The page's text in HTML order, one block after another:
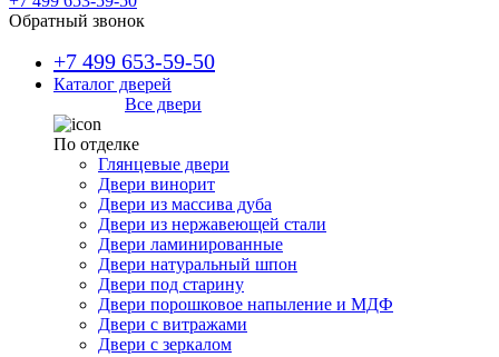
Обратный звонок
+7 499 653-59-50
Каталог дверей
Все двери
По отделке
Глянцевые двери
Двери винорит
Двери из массива дуба
Двери из нержавеющей стали
Двери ламинированные
Двери натуральный шпон
Двери под старину
Двери порошковое напыление и МДФ
Двери с витражами
Двери с зеркалом